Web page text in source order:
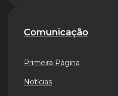
Comunicação
Primeira Página
Notícias